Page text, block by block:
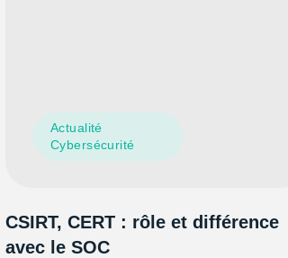
Actualité
Cybersécurité
CSIRT, CERT : rôle et différence
avec le SOC